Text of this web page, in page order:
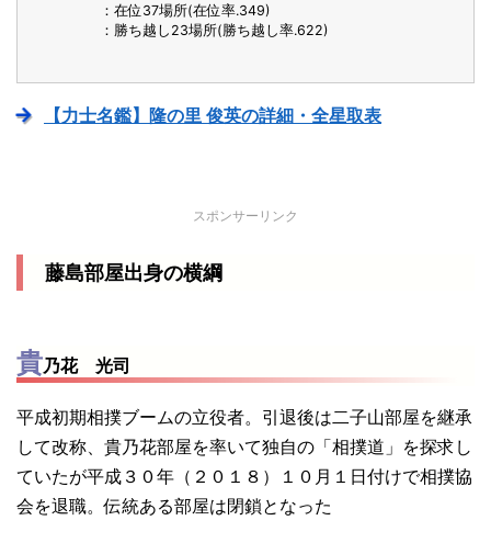
在位37場所(在位率.349)
勝ち越し23場所(勝ち越し率.622)
【力士名鑑】隆の里 俊英の詳細・全星取表
スポンサーリンク
藤島部屋出身の横綱
貴乃花 光司
平成初期相撲ブームの立役者。引退後は二子山部屋を継承
して改称、貴乃花部屋を率いて独自の「相撲道」を探求し
ていたが平成３０年（２０１８）１０月１日付けで相撲協
会を退職。伝統ある部屋は閉鎖となった